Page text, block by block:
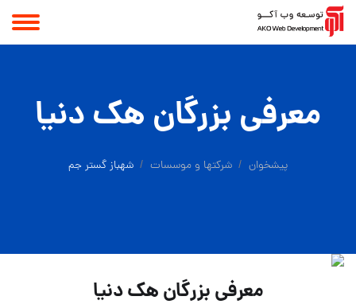
معرفی بزرگان هک دنیا
پیشخوان شرکتها و موسسات شهباز گستر جم
معرفی بزرگان هک دنیا